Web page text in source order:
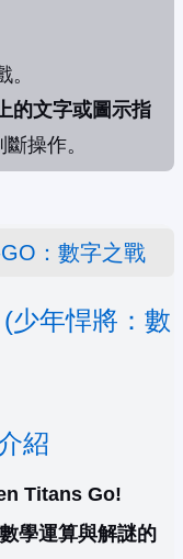
。
的文字或圖示指
操作。
：數字之戰
少年悍將：數
紹
Titans Go!
學運算與解謎的